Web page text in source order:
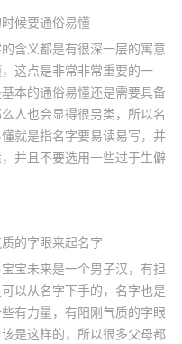
候要通俗易懂
含义都是有很深一层的寓意
这点是非常非常重要的一
本的通俗易懂还是需要具备
人也会显得很另类，所以名
就是指名字要易读易写，并
并且不要选用一些过于生僻
的字眼来起名字
宝未来是一个男子汉，有担
以从名字下手的，名字也是
有力量，有阳刚气质的字眼
是这样的，所以很多父母都